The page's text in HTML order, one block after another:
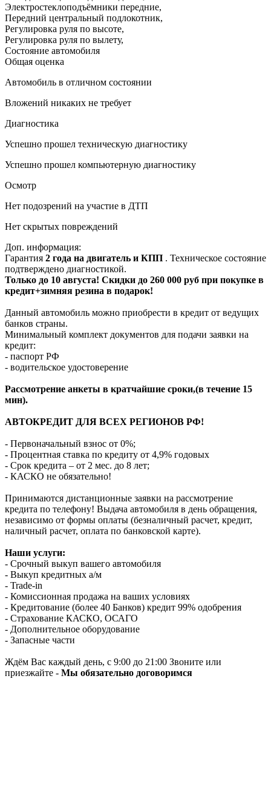
Электростеклоподъёмники передние,
Передний центральный подлокотник,
Регулировка руля по высоте,
Регулировка руля по вылету,
Состояние автомобиля
Общая оценка
Автомобиль в отличном состоянии
Вложений никаких не требует
Диагностика
Успешно прошел техническую диагностику
Успешно прошел компьютерную диагностику
Осмотр
Нет подозрений на участие в ДТП
Нет скрытых повреждений
Доп. информация:
Гарантия 2 года на двигатель и КПП . Техническое состояние
подтверждено диагностикой.
Только до 10 августа! Скидки до 260 000 руб при покупке в
кредит+зимняя резина в подарок!
Данный автомобиль можно приобрести в кредит от ведущих
банков страны.
Минимальный комплект документов для подачи заявки на
кредит:
- паспорт РФ
- водительское удостоверение
Рассмотрение анкеты в кратчайшие сроки,(в течение 15
мин).
АВТОКРЕДИТ ДЛЯ ВСЕХ РЕГИОНОВ РФ!
- Первоначальный взнос от 0%;
- Процентная ставка по кредиту от 4,9% годовых
- Срок кредита – от 2 мес. до 8 лет;
- КАСКО не обязательно!
Принимаются дистанционные заявки на рассмотрение
кредита по телефону! Выдача автомобиля в день обращения,
независимо от формы оплаты (безналичный расчет, кредит,
наличный расчет, оплата по банковской карте).
Наши услуги:
- Срочный выкуп вашего автомобиля
- Выкуп кредитных а/м
- Trade-in
- Комиссионная продажа на ваших условиях
- Кредитование (более 40 Банков) кредит 99% одобрения
- Страхование КАСКО, ОСАГО
- Дополнительное оборудование
- Запасные части
Ждём Вас каждый день, с 9:00 до 21:00 Звоните или
приезжайте - Мы обязательно договоримся